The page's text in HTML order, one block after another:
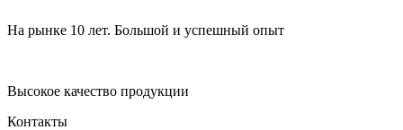
На рынке 10 лет. Большой и успешный опыт
Высокое качество продукции
Контакты